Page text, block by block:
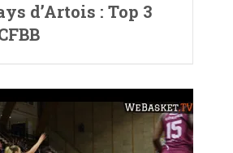
d’Artois : Top 3